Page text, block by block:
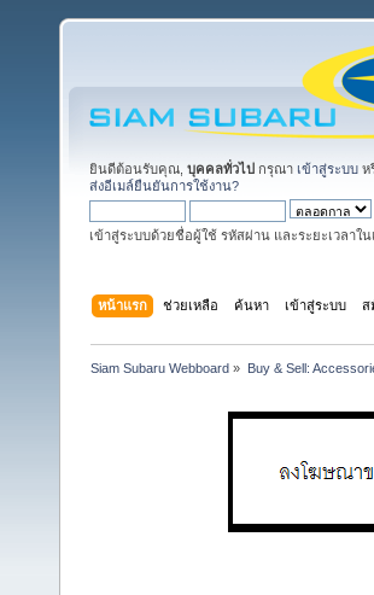
ยินดีต้อนรับคุณ, บุคคลทั่วไป กรุณา เข้าสู่ระบบ ห
ส่งอีเมล์ยืนยันการใช้งาน?
เข้าสู่ระบบด้วยชื่อผู้ใช้ รหัสผ่าน และระยะเวลาใ
หน้าแรก ช่วยเหลือ ค้นหา เข้าสู่ระบบ ส
Siam Subaru Webboard » Buy & Sell: